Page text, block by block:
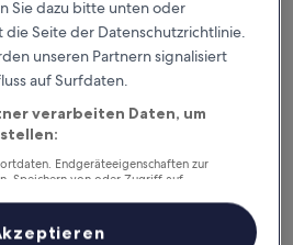
Dacos Bowlingbahn entfernt
(144 Bewertungen)
Preis
47 €
inkl. Steuern & Gebühren
9. Aug.–10. Aug.
Sie dazu bitte unten oder
die Seite der Datenschutzrichtlinie.
unseren Partnern signalisiert
auf Surfdaten.
verarbeiten Daten, um
Endgeräteeigenschaften zur
Speichern von oder Zugriff auf
und der Performance von Inhalten,
Entwicklung und Verbesserung von